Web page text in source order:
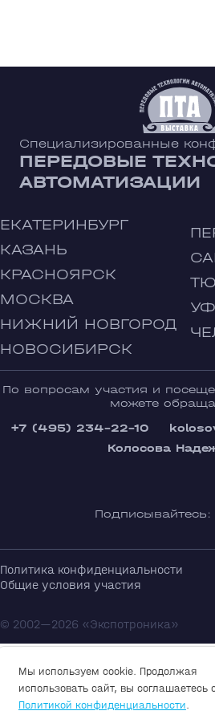
Специализированные
ПЕРЕДОВЫЕ
АВТОМАТИЗАЦИИ
ЕКАТЕРИНБУРГ
КАЗАНЬ
КРАСНОЯРСК
МОСКВА
НИЖНИЙ НОВГОРОД
НОВОСИБИРСК
По вопросам участия и
можете
+7 (495) 234-22-10
Колосова
Подписывайтесь:
Политика конфиденциальности
Общие условия участия
© 2002—2026 «Экспотроника»
Мы используем cookie. Продолжая
использовать сайт, вы соглашаетесь
Политикой конфиденциальности.